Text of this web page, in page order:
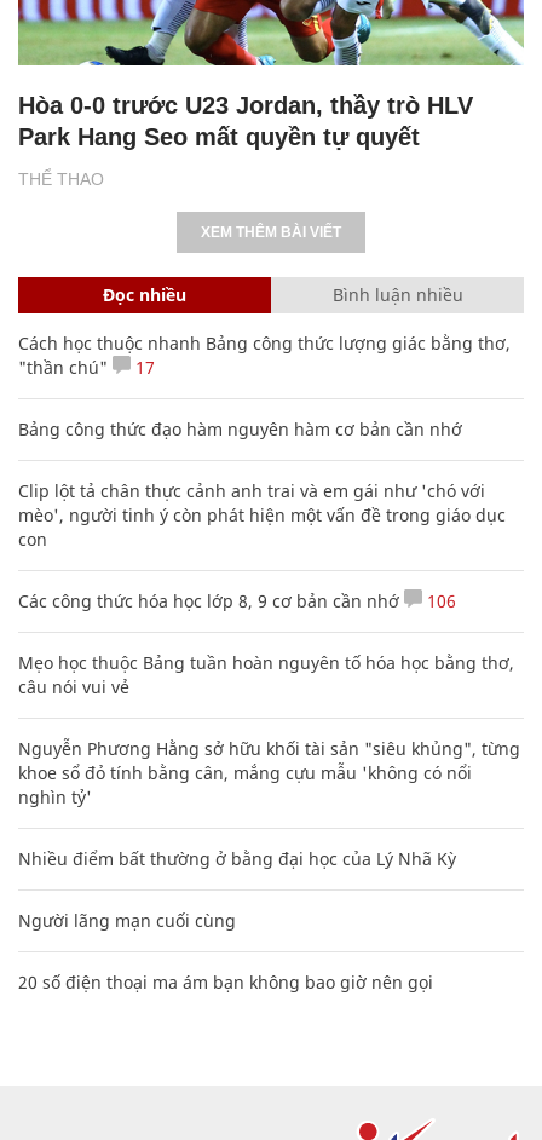
THỂ THAO
Hòa 0-0 trước U23 Jordan, thầy trò HLV
Park Hang Seo mất quyền tự quyết
XEM THÊM BÀI VIẾT
Đọc nhiều Bình luận nhiều
Cách học thuộc nhanh Bảng công thức lượng giác bằng thơ,
"thần chú"
17
Bảng công thức đạo hàm nguyên hàm cơ bản cần nhớ
Clip lột tả chân thực cảnh anh trai và em gái như 'chó với
mèo', người tinh ý còn phát hiện một vấn đề trong giáo dục
con
Các công thức hóa học lớp 8, 9 cơ bản cần nhớ 106
Mẹo học thuộc Bảng tuần hoàn nguyên tố hóa học bằng thơ,
câu nói vui vẻ
Nguyễn Phương Hằng sở hữu khối tài sản "siêu khủng", từng
khoe sổ đỏ tính bằng cân, mắng cựu mẫu 'không có nổi
nghìn tỷ'
Nhiều điểm bất thường ở bằng đại học của Lý Nhã Kỳ
Người lãng mạn cuối cùng
20 số điện thoại ma ám bạn không bao giờ nên gọi